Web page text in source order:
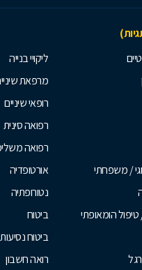
/ משפחתי
הומאופתי
ליקויי בנייה
מרפאת
רופאי שיניים
רפואה סינית
רפואה
אורטופדיה
נטורופתיה
ביטוח
ביטוח
רואה חשבון